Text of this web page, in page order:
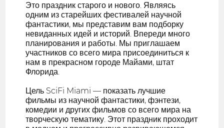
Это праздник старого и нового. Являясь
одним из старейших фестивалей научной
фантастики, мы представим вам подборку
невиданных идей и историй. Впереди много
планирования и работы. Мы приглашаем
участников со всего мира присоединиться к
нам в прекрасном городе Майами, штат
Флорида.
Цель SciFi Miami — показать лучшие
фильмы из научной фантастики, фэнтези,
комедии и других фильмов со всего мира на
творческую тематику. Этот праздник проходит